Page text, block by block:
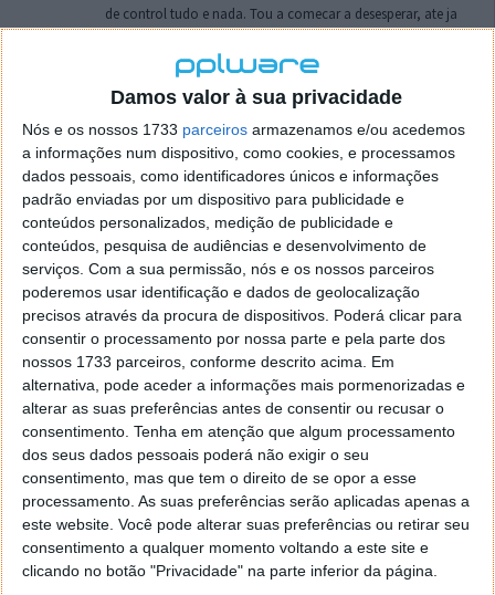
Damos valor à sua privacidade
Nós e os nossos 1733 parceiros armazenamos e/ou acedemos
a informações num dispositivo, como cookies, e processamos
dados pessoais, como identificadores únicos e informações
padrão enviadas por um dispositivo para publicidade e
conteúdos personalizados, medição de publicidade e
conteúdos, pesquisa de audiências e desenvolvimento de
serviços. Com a sua permissão, nós e os nossos parceiros
poderemos usar identificação e dados de geolocalização
precisos através da procura de dispositivos. Poderá clicar para
consentir o processamento por nossa parte e pela parte dos
nossos 1733 parceiros, conforme descrito acima. Em
alternativa, pode aceder a informações mais pormenorizadas e
alterar as suas preferências antes de consentir ou recusar o
consentimento. Tenha em atenção que algum processamento
dos seus dados pessoais poderá não exigir o seu
consentimento, mas que tem o direito de se opor a esse
processamento. As suas preferências serão aplicadas apenas a
este website. Você pode alterar suas preferências ou retirar seu
consentimento a qualquer momento voltando a este site e
clicando no botão "Privacidade" na parte inferior da página.
de control tudo e nada. Tou a comecar a desesperar, ate ja
firefox mas em vao. Kaso te lembres de outra dica fico
agradecido, caso contrario obrigado a mesma
Vítor M.
7 de Novembro de 2005 às 01:39
@Reporter
Desculpa mas o link funciona. Seja como for segue por mail
o MSn Messenger 8.
Responder
Vítor M.
7 de Novembro de 2005 às 11:21
@Rui
Tens de encontrar o que te falei. Faz da seguinte maneira,
janela iniciar e no topo dessa janela com o botão direito do
rato faz propriedades. Depois no separador Menu ‘Iniciar’
clica no botão ‘Personalizar’ aí encontrarás no separador
geral a opção para escolheres o Browser com que queres
navegar e o gestor de e-mail. Caso não consigas chegar lá,
vais ao teu Firefox e nas ferramentas ou tools escolhes
‘Opções’ ou ‘Options’ icon geral da então janela aberta e
logo perto do fim encontras um local para colocares um
visto que vai obrigar o Firefox a verificar se este é o browser